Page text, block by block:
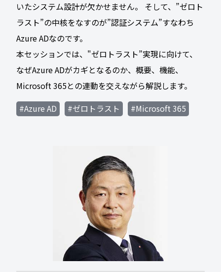
いたシステム設計が欠かせません。 そして、”ゼロト
ラスト”の中核をなすのが”認証システム”すなわち
Azure ADなのです。
本セッションでは、"ゼロトラスト”実現に向けて、
なぜAzure ADがカギとなるのか、概要、機能、
Microsoft 365との連動を交えながら解説します。
#Azure AD
#ゼロトラスト #Microsoft 365